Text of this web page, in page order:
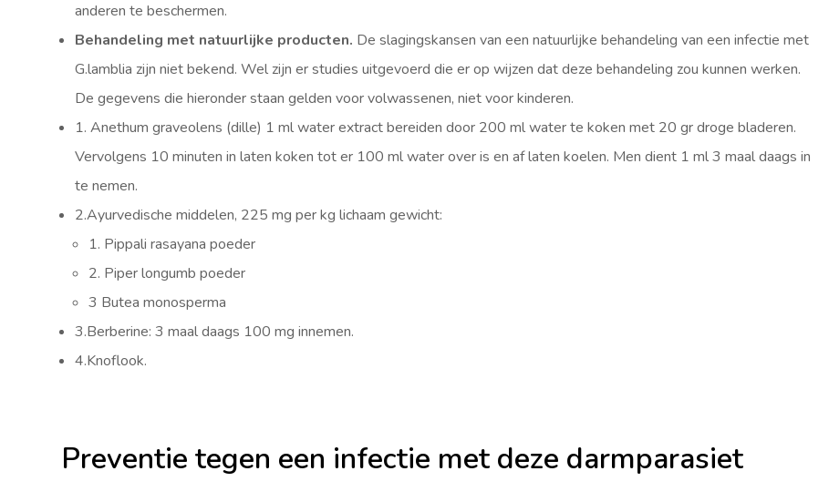
anderen te beschermen.
Behandeling met natuurlijke producten. De slagingskansen van een natuurlijke behandeling van een infectie met
G.lamblia zijn niet bekend. Wel zijn er studies uitgevoerd die er op wijzen dat deze behandeling zou kunnen werken.
De gegevens die hieronder staan gelden voor volwassenen, niet voor kinderen.
1. Anethum graveolens (dille) 1 ml water extract bereiden door 200 ml water te koken met 20 gr droge bladeren.
Vervolgens 10 minuten in laten koken tot er 100 ml water over is en af laten koelen. Men dient 1 ml 3 maal daags in
te nemen.
2.Ayurvedische middelen, 225 mg per kg lichaam gewicht:
1. Pippali rasayana poeder
2. Piper longumb poeder
3 Butea monosperma
3.Berberine: 3 maal daags 100 mg innemen.
4.Knoflook.
Preventie tegen een infectie met deze darmparasiet